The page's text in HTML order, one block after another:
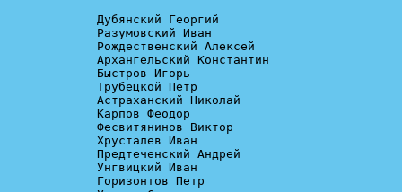
Дубянский Георгий
Разумовский Иван
Рождественский Алексей
Архангельский Константин
Быстров Игорь
Трубецкой Петр
Астраханский Николай
Карпов Феодор
Фесвитянинов Виктор
Хрусталев Иван
Предтеченский Андрей
Унгвицкий Иван
Горизонтов Петр